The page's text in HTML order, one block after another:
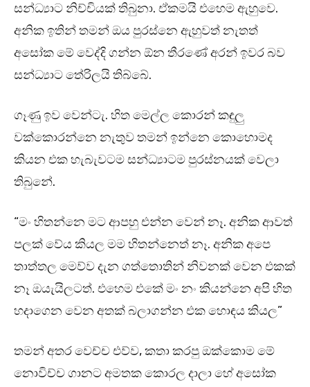
සන්ධ්‍යාට නිච්චියක් තිබුනා. ඒකමයි එහෙම ඇහුවෙ.
අනික ඉතින් තමන් ඔය පුරස්නෙ ඇහුවත් නැතත්
අසෝක මේ වෙද්දි ගන්න ඕන තීරණේ අරන් ඉවර බව
සන්ධ්‍යාට තේරිලයි තිබ්බේ.
ගෑණු ඉව වෙන්ටැ. හිත මෙල්ල කොරන් කඳුලු
වක්කොරන්නෙ නැතුව තමන් ඉන්නෙ කොහොමද
කියන එක හැබැවටම සන්ධ්‍යාටම පුරස්නයක් වෙලා
තිබුනේ.
“මං හිතන්නෙ මට ආපහු එන්න වෙන් නෑ. අනික ආවත්
පලක් වේය කියල මම හිතන්නෙත් නෑ. අනික අපෙ
තාත්තල මෙව්ව දැන ගත්තොතින් නිවනක් වෙන එකක්
නෑ ඔයැයිලටත්. එහෙම එකේ මං නං කියන්නෙ අපි හිත
හදාගෙන වෙන අතක් බලාගන්න එක හොඳය කියල”
තමන් අතර වෙච්ච එව්ව, කතා කරපු ඔක්කොම මේ
නොවිච්ච ගානට අමතක කොරල දාලා හේ අසෝක